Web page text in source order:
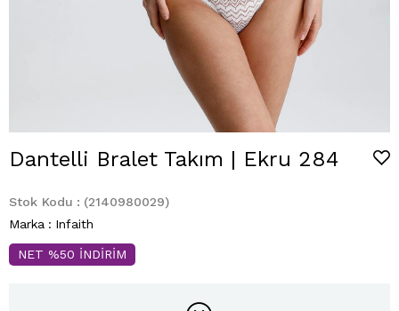
Dantelli Bralet Takım | Ekru 284
Stok Kodu
(2140980029)
Marka : Infaith
NET %50 İNDİRİM